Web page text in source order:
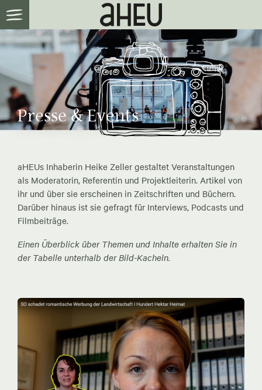
Presse & Events
aHEUs Inhaberin Heike Zeller gestaltet Veranstaltungen
als Moderatorin, Referentin und Projektleiterin. Artikel von
ihr und über sie erscheinen in Zeitschriften und Büchern.
Darüber hinaus ist sie gefragt für Interviews, Podcasts und
Filmbeiträge.
Einen Überblick über Themen und Inhalte erhalten Sie in
der Tabelle unterhalb der Bild-Kacheln.